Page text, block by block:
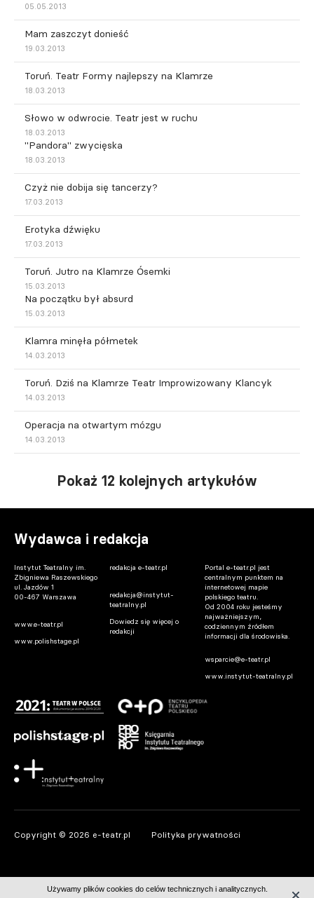
05.05.2013
Mam zaszczyt donieść
19.03.2013
Toruń. Teatr Formy najlepszy na Klamrze
18.03.2013
Słowo w odwrocie. Teatr jest w ruchu
18.03.2013
"Pandora" zwycięska
18.03.2013
Czyż nie dobija się tancerzy?
17.03.2013
Erotyka dźwięku
17.03.2013
Toruń. Jutro na Klamrze Ósemki
15.03.2013
Na początku był absurd
15.03.2013
Klamra minęła półmetek
14.03.2013
Toruń. Dziś na Klamrze Teatr Improwizowany Klancyk
14.03.2013
Operacja na otwartym mózgu
14.03.2013
Pokaż 12 kolejnych artykułów
Wydawca i redakcja
Instytut Teatralny im.
Zbigniewa Raszewskiego
ul. Jazdów 1
00-467 Warszawa
www.e-teatr.pl
www.polishstage.pl
redakcja e-teatr.pl
redakcja@instytut-
teatralny.pl
Dowiedz się więcej o
redakcji
Portal e-teatr.pl jest
centralnym punktem na
internetowej mapie
polskiego teatru.
Od 2004 roku jesteśmy
najważniejszym,
codziennym źródłem
informacji dla środowiska.
wsparcie@e-teatr.pl
www.instytut-teatralny.pl
Copyright © 2026 e-teatr.pl Polityka prywatności
Używamy plików cookies do celów technicznych i analitycznych.